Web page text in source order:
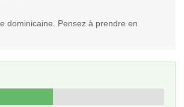
dominicaine. Pensez à prendre en